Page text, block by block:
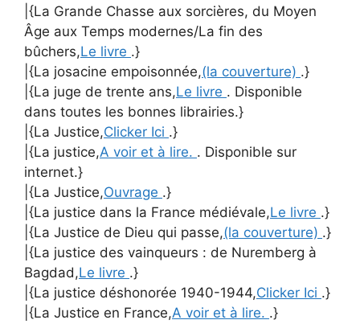
|{La Grande Chasse aux sorcières, du Moyen
Âge aux Temps modernes/La fin des
bûchers,Le livre .}
|{La josacine empoisonnée,(la couverture) .}
|{La juge de trente ans,Le livre . Disponible
dans toutes les bonnes librairies.}
|{La Justice,Clicker Ici .}
|{La justice,A voir et à lire. . Disponible sur
internet.}
|{La Justice,Ouvrage .}
|{La justice dans la France médiévale,Le livre .}
|{La Justice de Dieu qui passe,(la couverture) .}
|{La justice des vainqueurs : de Nuremberg à
Bagdad,Le livre .}
|{La justice déshonorée 1940-1944,Clicker Ici .}
|{La Justice en France,A voir et à lire. .}